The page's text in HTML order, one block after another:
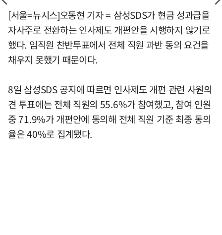
[서울=뉴시스]오동현 기자 = 삼성SDS가 현금 성과급을
자사주로 전환하는 인사제도 개편안을 시행하지 않기로
했다. 임직원 찬반투표에서 전체 직원 과반 동의 요건을
채우지 못했기 때문이다.
8일 삼성SDS 공지에 따르면 인사제도 개편 관련 사원의
견 투표에는 전체 직원의 55.6%가 참여했고, 참여 인원
중 71.9%가 개편안에 동의해 전체 직원 기준 최종 동의
율은 40%로 집계됐다.